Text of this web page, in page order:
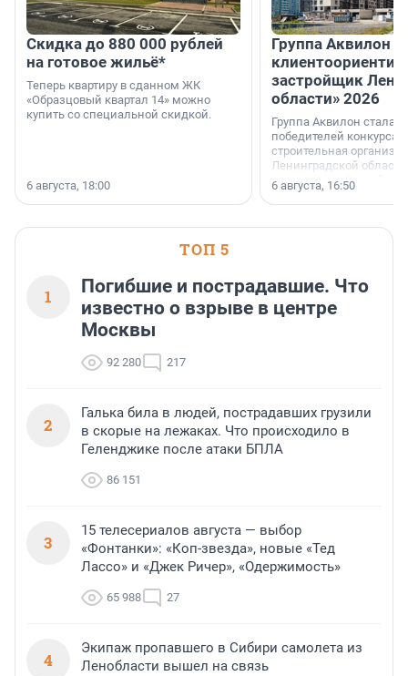
Скидка до 880 000 рублей
на готовое жильё*
Теперь квартиру в сданном ЖК
«Образцовый квартал 14» можно
купить со специальной скидкой.
6 августа, 18:00
Группа Аквилон
застройщик
области» 2026
Группа Аквилон стала
победителей конкурса
строительная
Ленинградской области
номинации «Самый
застройщик
области».
6 августа, 16:50
ТОП 5
1
Погибшие и пострадавшие. Что
известно о взрыве в центре
Москвы
92 280 217
2
Галька била в людей, пострадавших грузили
в скорые на лежаках. Что происходило в
Геленджике после атаки БПЛА
86 151
3
15 телесериалов августа — выбор
«Фонтанки»: «Коп-звезда», новые «Тед
Лассо» и «Джек Ричер», «Одержимость»
65 988 27
4
Экипаж пропавшего в Сибири самолета из
Ленобласти вышел на связь